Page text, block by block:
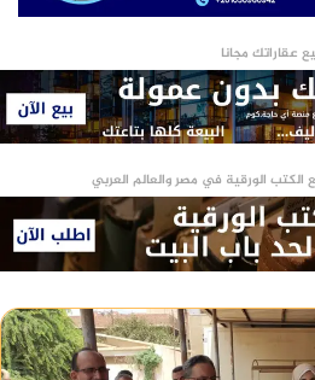
عقاراتك مجانا
الكتب الورقية في مصر والعالم العربي